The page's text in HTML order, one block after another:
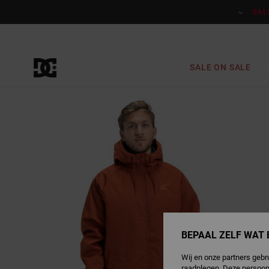
SALE ON SALE
BEPAAL ZELF WAT
Wij en onze partners